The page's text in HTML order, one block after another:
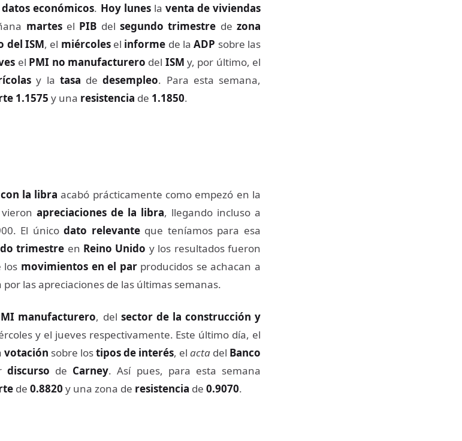
datos económicos. Hoy lunesla venta de viviendas
martesel PIB delsegundo trimestre dezona
del ISM, el miércolesel informe de la ADP sobre las
el PMI no manufacturero del ISM y, por último, el
y la tasa de desempleo. Para esta semana,
1.1575 y una resistencia de 1.1850.
la libra acabó prácticamente como empezó en la
apreciaciones de la libra, llegando incluso a
El únicodato relevanteque teníamos para esa
trimestre en Reino Unido y los resultados fueron
los movimientos en el parproducidos se achacan a
por las apreciaciones de las últimas semanas.
manufacturero, del sector de la construcción y
y el jueves respectivamente. Este último día, el
votación sobre lostipos de interés, el acta del Banco
discurso de Carney. Así pues, para esta semana
de 0.8820 y una zona de resistencia de 0.9070.